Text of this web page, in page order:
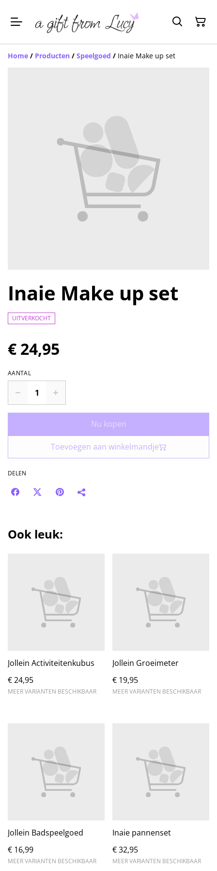
Home / Producten / Speelgoed / Inaie Make up set
Inaie Make up set
UITVERKOCHT
€ 24,95
AANTAL
Nu kopen
Toevoegen aan winkelmandje
DELEN
Ook leuk:
Jollein Activiteitenkubus
€ 24,95
MEER VARIANTEN BESCHIKBAAR
Jollein Groeimeter
€ 19,95
MEER VARIANTEN BESCHIKBAAR
Jollein Badspeelgoed
€ 16,99
MEER VARIANTEN BESCHIKBAAR
Inaie pannenset
€ 32,95
MEER VARIANTEN BESCHIKBAAR